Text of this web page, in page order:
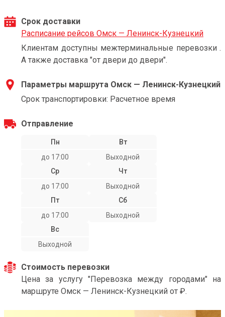
Срок доставки
Расписание рейсов Омск — Ленинск-Кузнецкий
Клиентам доступны межтерминальные перевозки .
А также доставка "от двери до двери".
Параметры маршрута Омск — Ленинск-Кузнецкий
Срок транспортировки: Расчетное время
Отправление
Пн
до 17:00
Вт
Выходной
Ср
до 17:00
Чт
Выходной
Пт
до 17:00
Сб
Выходной
Вс
Выходной
Стоимость перевозки
Цена за услугу "Перевозка между городами" на
маршруте Омск — Ленинск-Кузнецкий от ₽.